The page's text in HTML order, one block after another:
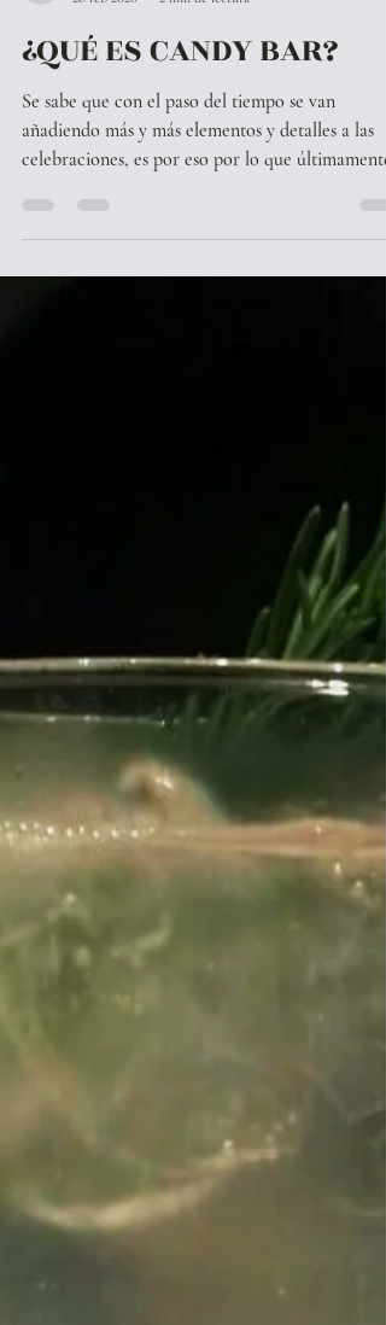
sinthiayache
28 feb 2020
2 min de lectura
¿QUÉ ES CANDY BAR?
Se sabe que con el paso del tiempo se van
añadiendo más y más elementos y detalles a las